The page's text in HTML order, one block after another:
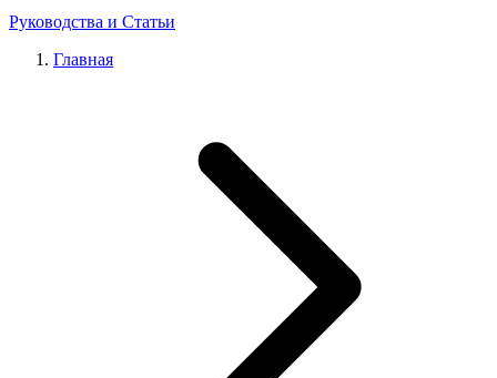
Руководства и Статьи
Главная